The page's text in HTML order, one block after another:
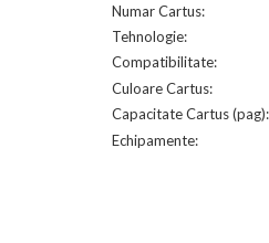
Numar Cartus:
Tehnologie:
Compatibilitate:
Culoare Cartus:
Capacitate Cartus (pag):
Echipamente: